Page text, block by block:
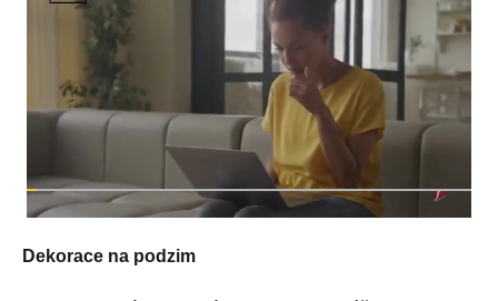
Dekorace na podzim